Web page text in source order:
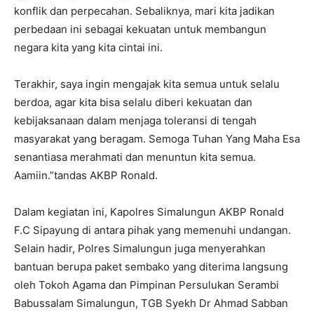
konflik dan perpecahan. Sebaliknya, mari kita jadikan
perbedaan ini sebagai kekuatan untuk membangun
negara kita yang kita cintai ini.
Terakhir, saya ingin mengajak kita semua untuk selalu
berdoa, agar kita bisa selalu diberi kekuatan dan
kebijaksanaan dalam menjaga toleransi di tengah
masyarakat yang beragam. Semoga Tuhan Yang Maha Esa
senantiasa merahmati dan menuntun kita semua.
Aamiin.”tandas AKBP Ronald.
Dalam kegiatan ini, Kapolres Simalungun AKBP Ronald
F.C Sipayung di antara pihak yang memenuhi undangan.
Selain hadir, Polres Simalungun juga menyerahkan
bantuan berupa paket sembako yang diterima langsung
oleh Tokoh Agama dan Pimpinan Persulukan Serambi
Babussalam Simalungun, TGB Syekh Dr Ahmad Sabban